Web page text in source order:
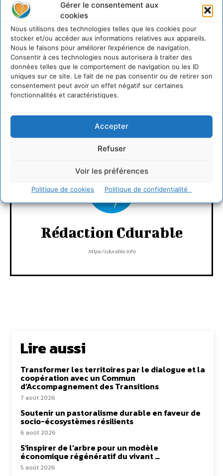
Gérer le consentement aux
cookies
Nous utilisons des technologies telles que les cookies pour
stocker et/ou accéder aux informations relatives aux appareils.
Nous le faisons pour améliorer l’expérience de navigation.
Consentir à ces technologies nous autorisera à traiter des
données telles que le comportement de navigation ou les ID
uniques sur ce site. Le fait de ne pas consentir ou de retirer son
consentement peut avoir un effet négatif sur certaines
fonctionnalités et caractéristiques.
Accepter
Refuser
Voir les préférences
Politique de cookies Politique de confidentialité
CONNECTER POUR LAISSER UN COMMENTAIRE
Rédaction Cdurable
https:/cdurable.info
Lire aussi
Transformer les territoires par le dialogue et la
coopération avec un Commun
d’Accompagnement des Transitions
7 août 2026
Soutenir un pastoralisme durable en faveur de
socio-écosystèmes résilients
6 août 2026
S’inspirer de l’arbre pour un modèle
économique régénératif du vivant …
5 août 2026